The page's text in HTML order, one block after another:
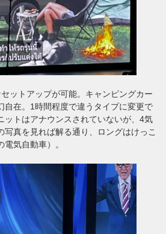
ットアップが可能。キャンピングカー
在。1時間程度で違うタイプに変更で
ットはアナウンスされていないが、4気
真を見れば解る通り、ロングはけっこ
気自動車）。